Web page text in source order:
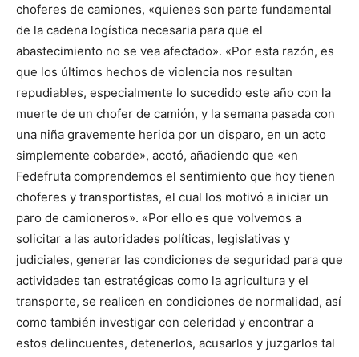
choferes de camiones, «quienes son parte fundamental
de la cadena logística necesaria para que el
abastecimiento no se vea afectado». «Por esta razón, es
que los últimos hechos de violencia nos resultan
repudiables, especialmente lo sucedido este año con la
muerte de un chofer de camión, y la semana pasada con
una niña gravemente herida por un disparo, en un acto
simplemente cobarde», acotó, añadiendo que «en
Fedefruta comprendemos el sentimiento que hoy tienen
choferes y transportistas, el cual los motivó a iniciar un
paro de camioneros». «Por ello es que volvemos a
solicitar a las autoridades políticas, legislativas y
judiciales, generar las condiciones de seguridad para que
actividades tan estratégicas como la agricultura y el
transporte, se realicen en condiciones de normalidad, así
como también investigar con celeridad y encontrar a
estos delincuentes, detenerlos, acusarlos y juzgarlos tal